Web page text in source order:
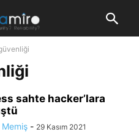
sahte hacker’lara
- 29 Kasım 2021